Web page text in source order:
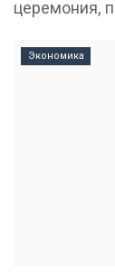
церемония,
Экономика